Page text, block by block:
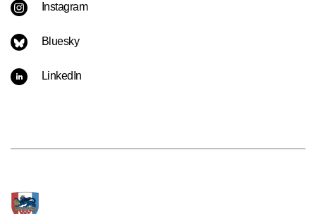
Instagram
Bluesky
LinkedIn